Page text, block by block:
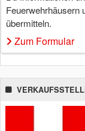
Feuerwehrhäusern
übermitteln.
Zum Formular